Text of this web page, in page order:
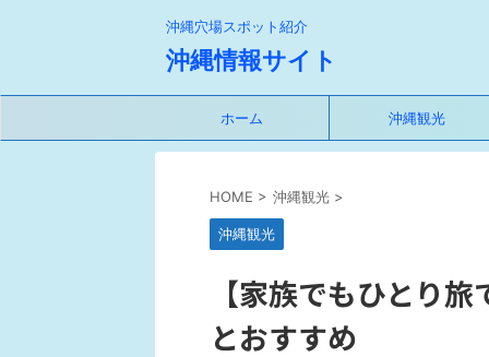
沖縄穴場スポット紹介
沖縄情報サイト
ホーム 沖縄観光
HOME > 沖縄観光 >
沖縄観光
【家族でもひとり
とおすすめ